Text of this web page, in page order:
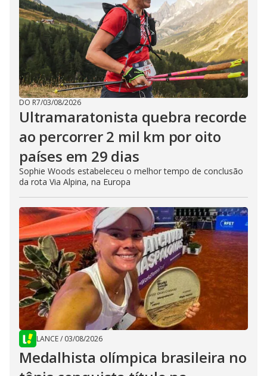
DO R7/03/08/2026
Ultramaratonista quebra recorde
ao percorrer 2 mil km por oito
países em 29 dias
Sophie Woods estabeleceu o melhor tempo de conclusão
da rota Via Alpina, na Europa
LANCE/ 03/08/2026
Medalhista olímpica brasileira no